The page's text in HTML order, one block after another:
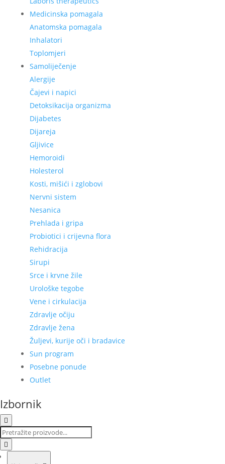
Medicinska pomagala
Anatomska pomagala
Inhalatori
Toplomjeri
Samoliječenje
Alergije
Čajevi i napici
Detoksikacija organizma
Dijabetes
Dijareja
Gljivice
Hemoroidi
Holesterol
Kosti, mišići i zglobovi
Nervni sistem
Nesanica
Prehlada i gripa
Probiotici i crijevna flora
Rehidracija
Sirupi
Srce i krvne žile
Urološke tegobe
Vene i cirkulacija
Zdravlje očiju
Zdravlje žena
Žuljevi, kurije oči i bradavice
Sun program
Posebne ponude
Outlet
Izbornik